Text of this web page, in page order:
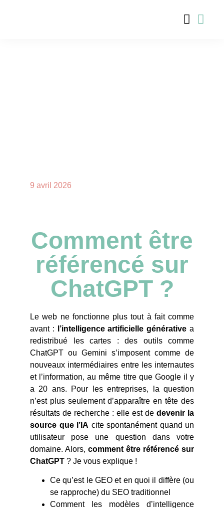
9 avril 2026
Comment être
référencé sur
ChatGPT ?
Le web ne fonctionne plus tout à fait comme
avant :
l’intelligence artificielle générative a
redistribué les cartes : des outils comme
ChatGPT ou Gemini s’imposent comme de
nouveaux intermédiaires entre les internautes
et l’information, au même titre que Google il y
a 20 ans. Pour les entreprises, la question
n’est plus seulement d’apparaître en tête des
résultats de recherche : elle est de devenir la
source que l’IA cite spontanément quand un
utilisateur pose une question dans votre
domaine. Alors, comment être référencé sur
ChatGPT ? Je vous explique !
Ce qu’est le GEO et en quoi il diffère (ou
se rapproche) du SEO traditionnel
Comment les modèles d’intelligence